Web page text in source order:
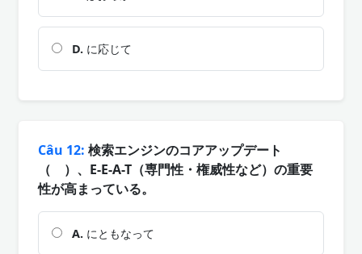
D. に応じて
Câu 12: 検索エンジンのコアアップデート
（ ）、E-E-A-T（専門性・権威性など）の重要
性が高まっている。
A. にともなって